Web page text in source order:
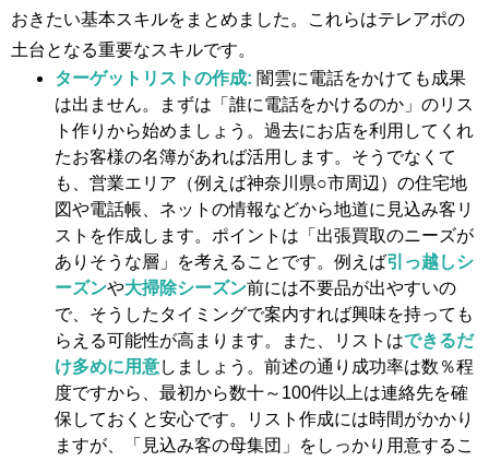
おきたい基本スキルをまとめました。これらはテレアポの
土台となる重要なスキルです。
ターゲットリストの作成: 闇雲に電話をかけても成果
は出ません。まずは「誰に電話をかけるのか」のリス
ト作りから始めましょう。過去にお店を利用してくれ
たお客様の名簿があれば活用します。そうでなくて
も、営業エリア（例えば神奈川県○市周辺）の住宅地
図や電話帳、ネットの情報などから地道に見込み客リ
ストを作成します。ポイントは「出張買取のニーズが
ありそうな層」を考えることです。例えば引っ越しシ
ーズンや大掃除シーズン前には不要品が出やすいの
で、そうしたタイミングで案内すれば興味を持っても
らえる可能性が高まります。また、リストはできるだ
け多めに用意しましょう。前述の通り成功率は数％程
度ですから、最初から数十～100件以上は連絡先を確
保しておくと安心です。リスト作成には時間がかかり
ますが、「見込み客の母集団」をしっかり用意するこ